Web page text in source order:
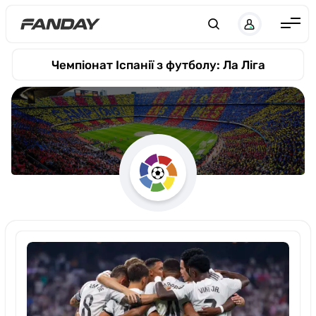
Англія
Іспанія
Німеччина
Італія
Франція
Україна
ЛЕ
ЧЕ-2028
Букмекери
Чемпіонат Іспанії з футболу: Ла Ліга